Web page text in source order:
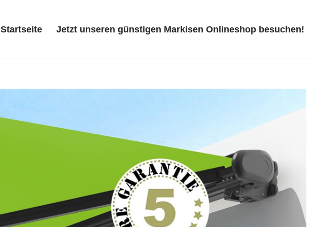
Startseite Jetzt unseren günstigen Markisen Onlineshop besuchen!